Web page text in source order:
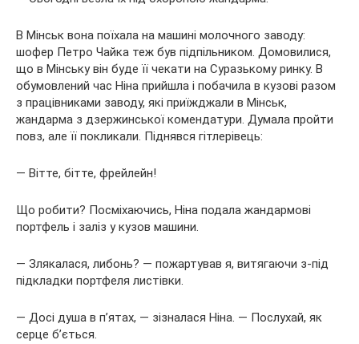
В Мінськ вона поїхала на машині молочного заводу:
шофер Петро Чайка теж був підпільником. Домовилися,
що в Мінську він буде її чекати на Суразькому ринку. В
обумовлений час Ніна прийшла і побачила в кузові разом
з працівниками заводу, які приїжджали в Мінськ,
жандарма з дзержинської комендатури. Думала пройти
повз, але її покликали. Піднявся гітлерівець:
— Вітте, бітте, фрейлейн!
Що робити? Посміхаючись, Ніна подала жандармові
портфель і заліз у кузов машини.
— Злякалася, либонь? — пожартував я, витягаючи з-під
підкладки портфеля листівки.
— Досі душа в п’ятах, — зізналася Ніна. — Послухай, як
серце б’ється.